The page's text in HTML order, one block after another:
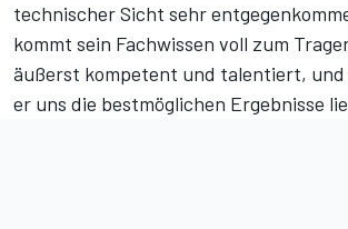
technischer Sicht sehr
kommt sein Fachwissen voll zum
äußerst kompetent und talentiert, und
er uns die bestmöglichen Ergebnisse